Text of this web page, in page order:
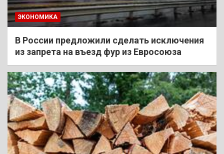
ЭКОНОМИКА
В России предложили сделать исключения
из запрета на въезд фур из Евросоюза